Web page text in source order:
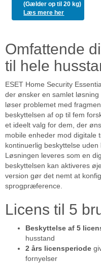
(Gælder op til 20 kg)
Læs mere her
Omfattende
til hele
ESET Home Security
der ønsker en samlet
løser problemet med
beskyttelsen af op til fem
et ideelt valg for dem, der
mobile enheder mod digitale
kontinuerlig beskyttelse
Løsningen leveres som en
beskyttelsen kan aktiveres
version gør det nemt at
sprogpræference.
Licens til 5
Beskyttelse af 5
husstand
2 års licensperiode
fornyelser